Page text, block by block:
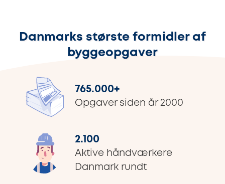
Danmarks største formidler af
byggeopgaver
765.000+
Opgaver siden år 2000
2.100
Aktive håndværkere
Danmark rundt